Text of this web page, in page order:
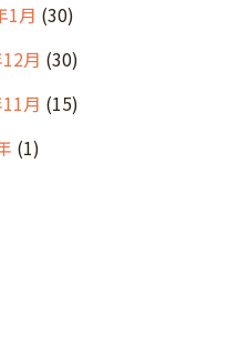
1月 (30)
月 (30)
月 (15)
(1)